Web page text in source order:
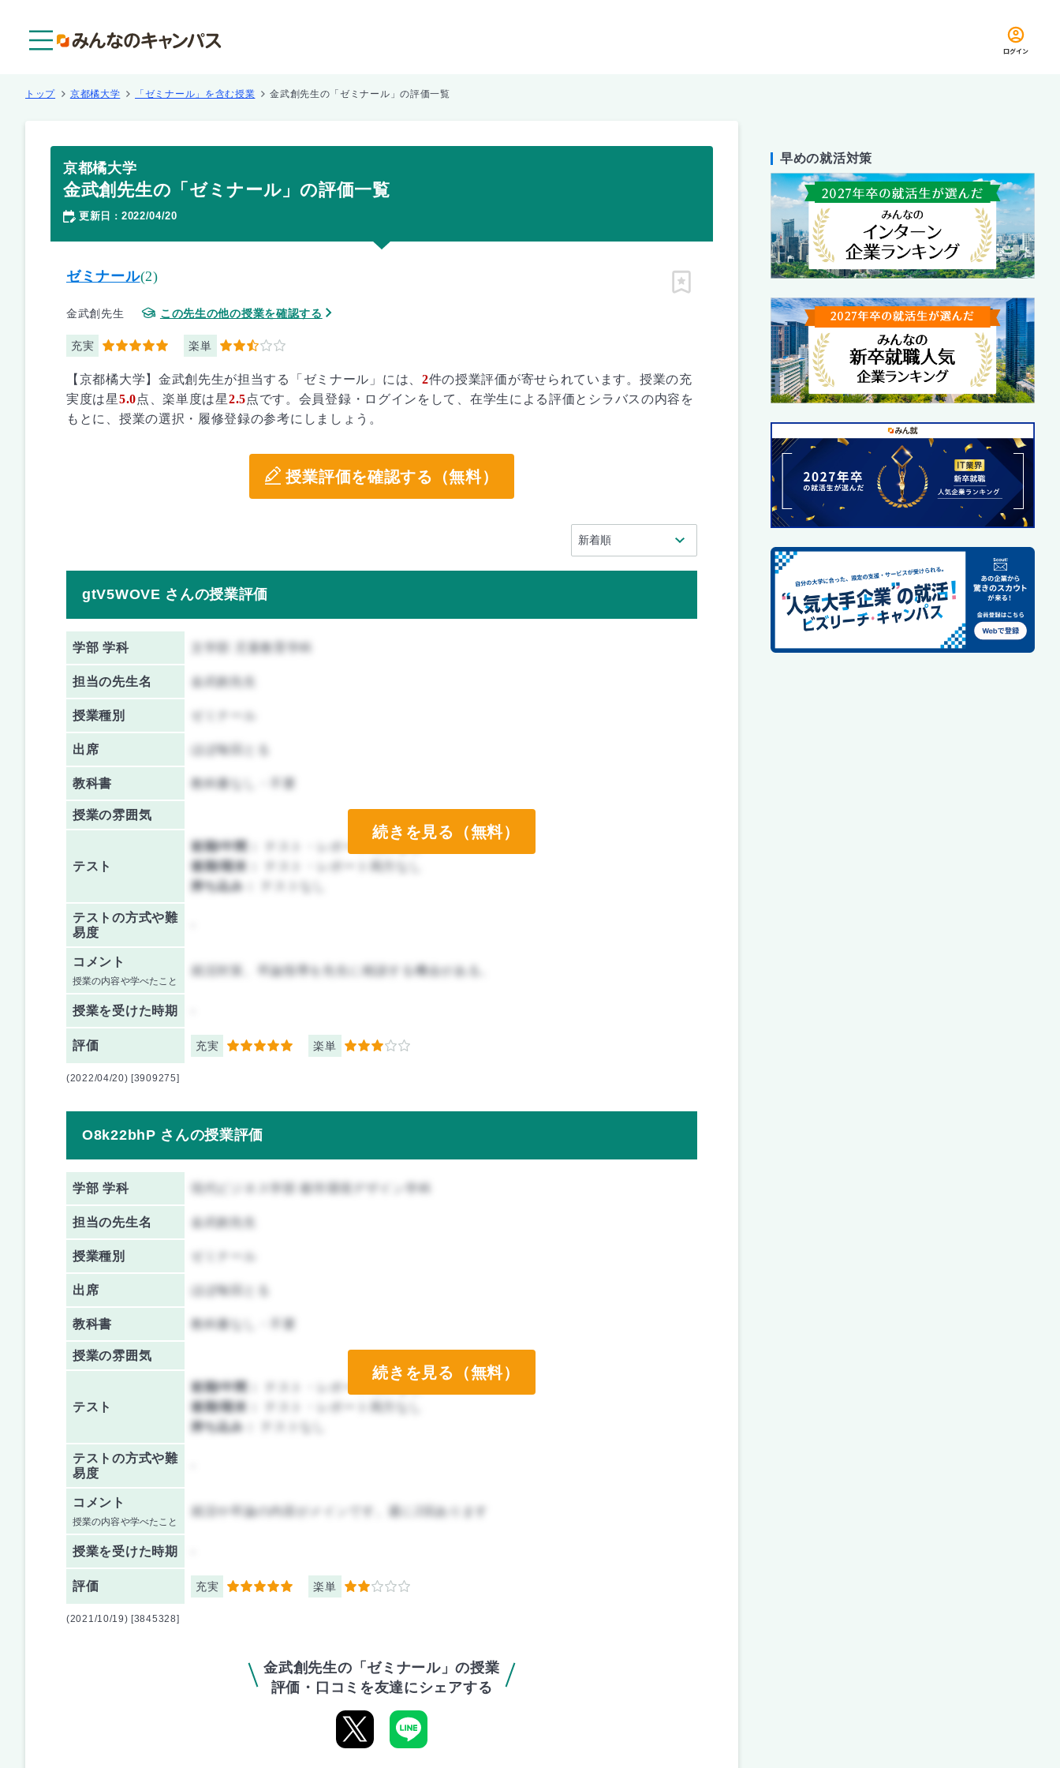
ログイン
トップ 京都橘大学 「ゼミナール」を含む授業 金武創先生の「ゼミナール」の評価一覧
京都橘大学
金武創先生の「ゼミナール」の評価一覧
更新日 ： 2022/04/20
ゼミナール(2)
金武創先生 この先生の他の授業を確認する
充実 5 楽単 2.5
ピン留め
【京都橘大学】金武創先生が担当する「ゼミナール」には、 2件の授業評価が寄せられています。授業の充
実度は星5.0点、楽単度は星2.5点です。会員登録・ログインをして、在学生による評価とシラバスの内容を
もとに、授業の選択・履修登録の参考にしましょう。
授業評価を確認する（無料）
gtV5WOVE さんの授業評価
学部 学科 文学部 児童教育学科
担当の先生名 金武創先生
授業種別
出席 ほぼ毎回とる
教科書 教科書なし・不要
授業の雰囲気
テスト
前期/中間：
後期/期末：
持ち込み：
テストの方式や難
易度
コメント
授業の内容や学べたこと
就活対策、卒論指導を先生に相談する機会がある。
授業を受けた時期
評価 充実 5 楽単 3
続きを見る（無料）
(2022/04/20) [3909275]
O8k22bhP さんの授業評価
学部 学科 現代ビジネス学部 都市環境デザイン学科
担当の先生名 金武創先生
授業種別
出席 ほぼ毎回とる
教科書 教科書なし・不要
授業の雰囲気
テスト
前期/中間：
後期/期末：
持ち込み：
テストの方式や難
易度
コメント
授業の内容や学べたこと
就活や卒論の内容がメインです。週に2回あります
授業を受けた時期
評価 充実 5 楽単 2
続きを見る（無料）
(2021/10/19) [3845328]
金武創先生の「ゼミナール」の授業
評価・口コミを友達にシェアする
早めの就活対策